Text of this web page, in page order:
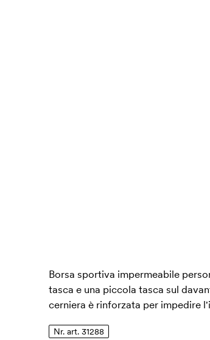
Borsa sportiva impermeabile
tasca e una piccola tasca sul
cerniera è rinforzata per impedire
Nr. art. 31288